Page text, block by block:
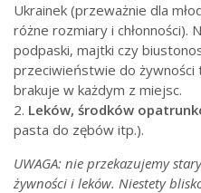
Ukrainek (przeważnie dla
różne rozmiary i chłonności).
podpaski, majtki czy
przeciwieństwie do
brakuje w każdym z miejsc.
2. Leków, środków
pasta do zębów itp.).
UWAGA: nie przekazujemy
żywności i leków. Niestety